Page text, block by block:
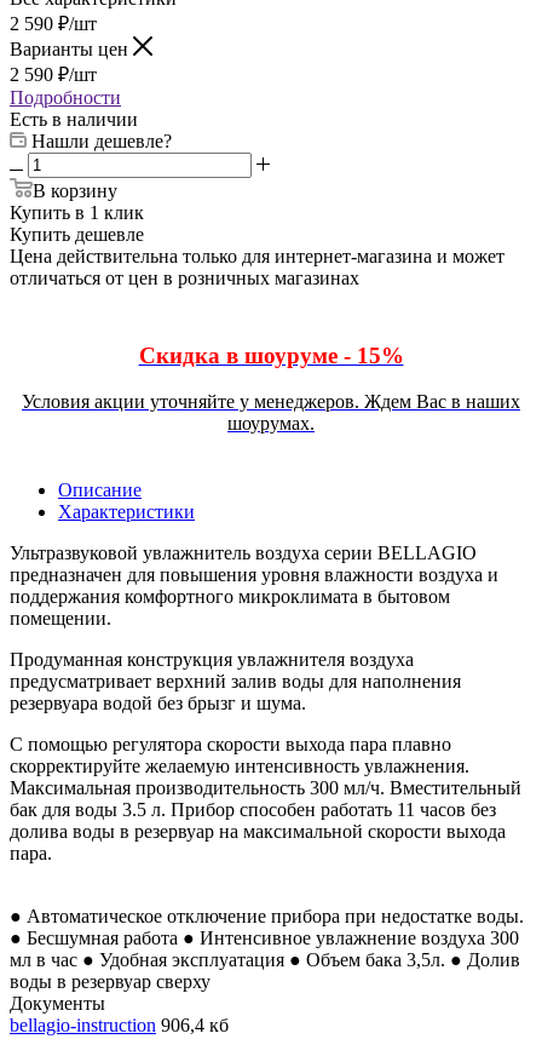
2 590 ₽/шт
Варианты цен
2 590 ₽/шт
Подробности
Есть в наличии
Нашли дешевле?
В корзину
Купить в 1 клик
Купить дешевле
Цена действительна только для интернет-магазина и может
отличаться от цен в розничных магазинах
Скидка в шоуруме - 15%
Условия акции уточняйте у менеджеров. Ждем Вас в наших
шоурумах.
Описание
Характеристики
Ультразвуковой увлажнитель воздуха серии BELLAGIO
предназначен для повышения уровня влажности воздуха и
поддержания комфортного микроклимата в бытовом
помещении.
Продуманная конструкция увлажнителя воздуха
предусматривает верхний залив воды для наполнения
резервуара водой без брызг и шума.
С помощью регулятора скорости выхода пара плавно
скорректируйте желаемую интенсивность увлажнения.
Максимальная производительность 300 мл/ч. Вместительный
бак для воды 3.5 л. Прибор способен работать 11 часов без
долива воды в резервуар на максимальной скорости выхода
пара.
● Автоматическое отключение прибора при недостатке воды.
● Бесшумная работа ● Интенсивное увлажнение воздуха 300
мл в час ● Удобная эксплуатация ● Объем бака 3,5л. ● Долив
воды в резервуар сверху
Документы
bellagio-instruction 906,4 кб